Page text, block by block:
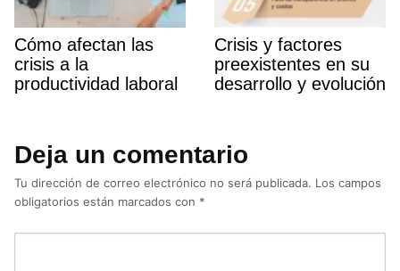
Cómo afectan las
crisis a la
productividad laboral
Crisis y factores
preexistentes en su
desarrollo y evolución
Deja un comentario
Tu dirección de correo electrónico no será publicada. Los campos
obligatorios están marcados con *